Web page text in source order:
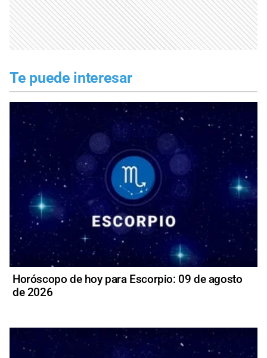
Te puede interesar
Horóscopo de hoy para Escorpio: 09 de agosto
de 2026